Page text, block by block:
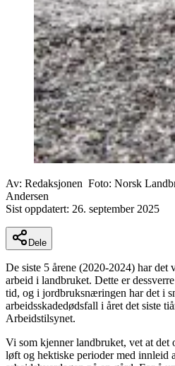
Av: Redaksjonen Foto: Norsk
Andersen
Sist oppdatert: 26. september 2025
Dele
De siste 5 årene (2020-2024) har
arbeid i landbruket. Dette er
tid, og i jordbruksnæringen har det i
arbeidsskadedødsfall i året det siste
Arbeidstilsynet.
Vi som kjenner landbruket, vet at det
løft og hektiske perioder med innleid